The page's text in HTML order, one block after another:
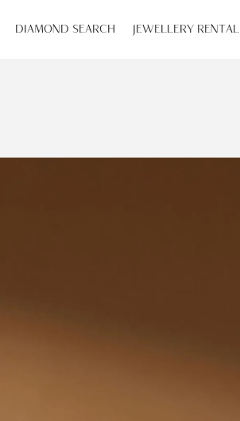
DIAMOND SEARCH JEWELLERY RENTAL